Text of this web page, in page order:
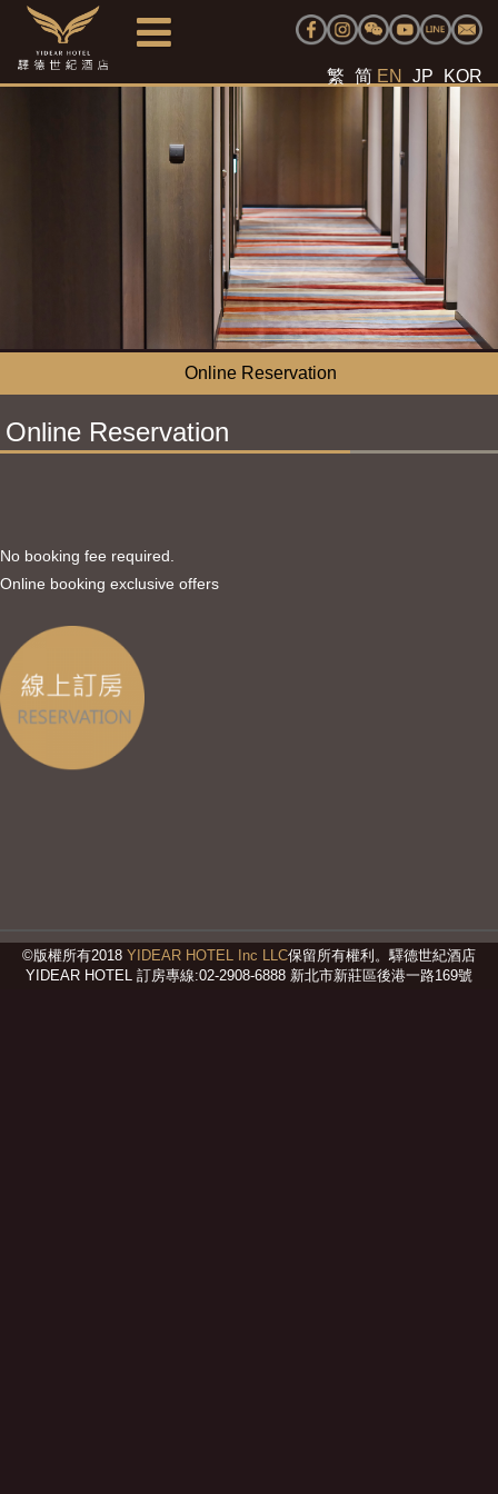
繁 简 EN JP KOR
Online Reservation
Online Reservation
No booking fee required.
Online booking exclusive offers
©版權所有2018 YIDEAR HOTEL Inc LLC保留所有權利。驛德世紀酒店
YIDEAR HOTEL 訂房專線:02-2908-6888 新北市新莊區後港一路169號